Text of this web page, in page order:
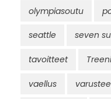
olympiasoutu
seattle seven
tavoitteet Treeni
vaellus